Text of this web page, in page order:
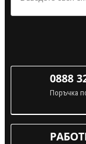
0888
Поръчка